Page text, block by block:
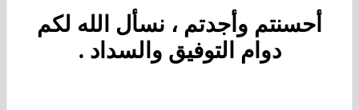
أحسنتم وأجدتم ، نسأل الله لكم
دوام التوفيق والسداد .